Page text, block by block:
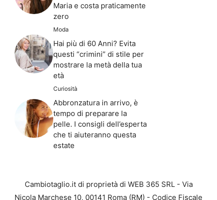
Maria e costa praticamente
zero
Moda
Hai più di 60 Anni? Evita
questi “crimini” di stile per
mostrare la metà della tua
età
Curiosità
Abbronzatura in arrivo, è
tempo di preparare la
pelle. I consigli dell’esperta
che ti aiuteranno questa
estate
Cambiotaglio.it di proprietà di WEB 365 SRL - Via
Nicola Marchese 10, 00141 Roma (RM) - Codice Fiscale